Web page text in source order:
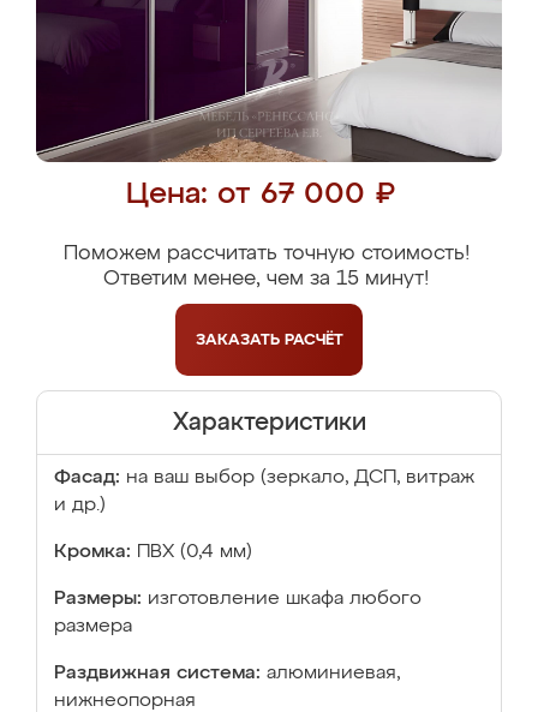
Цена: от 67 000 ₽
Поможем рассчитать точную стоимость!
Ответим менее, чем за 15 минут!
ЗАКАЗАТЬ РАСЧЁТ
Характеристики
Фасад: на ваш выбор (зеркало, ДСП, витраж
и др.)
Кромка: ПВХ (0,4 мм)
Размеры: изготовление шкафа любого
размера
Раздвижная система: алюминиевая,
нижнеопорная